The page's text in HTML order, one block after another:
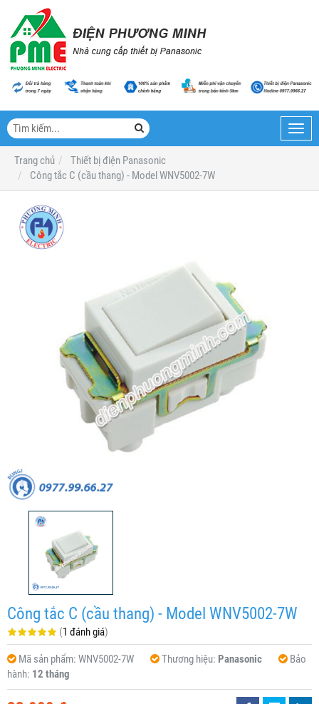
Trang chủ
Thiết bị điện Panasonic
Công tắc C (cầu thang) - Model WNV5002-7W
Công tắc C (cầu thang) - Model WNV5002-7W
(1 đánh giá)
Mã sản phẩm: WNV5002-7W Thương hiệu: Panasonic
Bảo
hành: 12 tháng